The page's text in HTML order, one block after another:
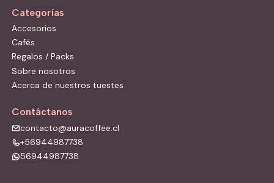
Categorías
Accesorios
Cafés
Regalos / Packs
Sobre nosotros
Acerca de nuestros tuestes
Contáctanos
contacto@auracoffee.cl
+56944987738
56944987738